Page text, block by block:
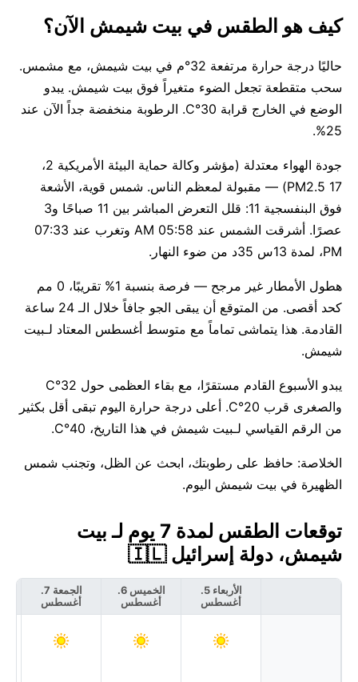
كيف هو الطقس في بيت شيمش الآن؟
حاليًا درجة حرارة مرتفعة 32°م في بيت شيمش، مع مشمس.
سحب متقطعة تجعل الضوء متغيراً فوق بيت شيمش. يبدو
الوضع في الخارج قرابة 30°C. الرطوبة منخفضة جداً الآن عند
25%.
جودة الهواء معتدلة (مؤشر وكالة حماية البيئة الأمريكية 2،
PM2.5 17) — مقبولة لمعظم الناس. شمس قوية، الأشعة
فوق البنفسجية 11: قلل التعرض المباشر بين 11 صباحًا و3
عصرًا. أشرقت الشمس عند 05:58 AM وتغرب عند 07:33
PM، لمدة 13س 35د من ضوء النهار.
هطول الأمطار غير مرجح — فرصة بنسبة 1% تقريبًا، 0 مم
كحد أقصى. من المتوقع أن يبقى الجو جافاً خلال الـ 24 ساعة
القادمة. هذا يتماشى تماماً مع متوسط أغسطس المعتاد لـبيت
شيمش.
يبدو الأسبوع القادم مستقرًا، مع بقاء العظمى حول 32°C
والصغرى قرب 20°C. أعلى درجة حرارة اليوم تبقى أقل بكثير
من الرقم القياسي لـبيت شيمش في هذا التاريخ، 40°C.
الخلاصة: حافظ على رطوبتك، ابحث عن الظل، وتجنب شمس
الظهيرة في بيت شيمش اليوم.
توقعات الطقس لمدة 7 يوم لـ بيت
شيمش، دولة إسرائيل 🇮🇱
الأربعاء 5.
أغسطس
الخميس 6.
أغسطس
الجمعة 7.
أغسطس